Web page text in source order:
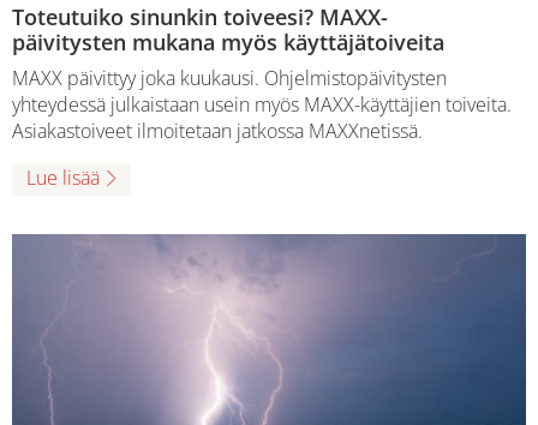
Toteutuiko sinunkin toiveesi? MAXX-
päivitysten mukana myös käyttäjätoiveita
MAXX päivittyy joka kuukausi. Ohjelmistopäivitysten
yhteydessä julkaistaan usein myös MAXX-käyttäjien toiveita.
Asiakastoiveet ilmoitetaan jatkossa MAXXnetissä.
Lue lisää